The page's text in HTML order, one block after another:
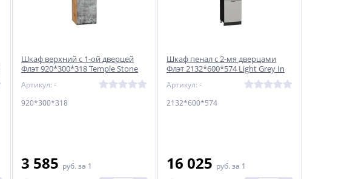
Шкаф верхний с 1-ой дверцей
Флэт 920*300*318 Temple Stone
Артикул: -
920*300*318
3 585 руб. за 1
Шкаф пенал с 2-мя дверцами
Флэт 2132*600*574 Light Grey In
Артикул: -
2132*600*574
16 025 руб. за 1